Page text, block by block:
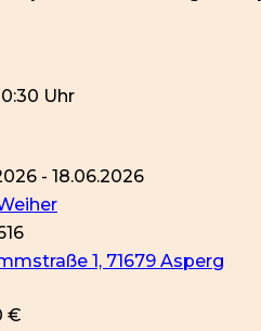
Uhr
- 18.06.2026
1, 71679 Asperg
€